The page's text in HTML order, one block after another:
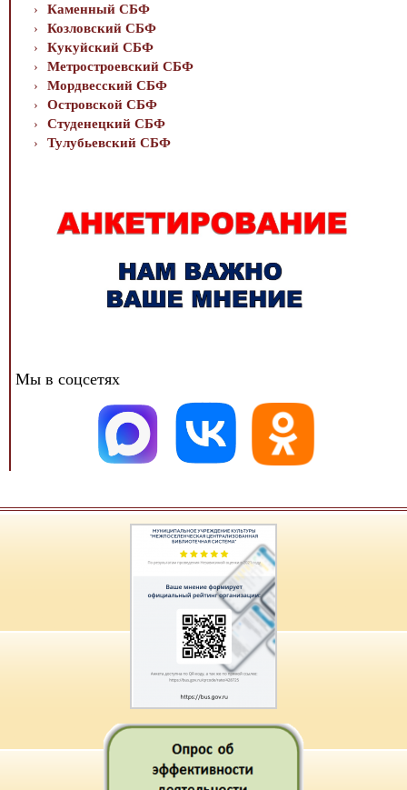
Каменный СБФ
Козловский СБФ
Кукуйский СБФ
Метростроевский СБФ
Мордвесский СБФ
Островской СБФ
Студенецкий СБФ
Тулубьевский СБФ
Мы в соцсетях